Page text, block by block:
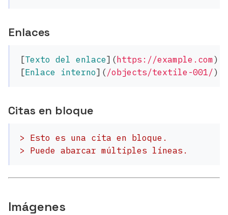
Enlaces
[Texto del enlace](https://example.com)
[Enlace interno](/objects/textile-001/)
Citas en bloque
> Esto es una cita en bloque.
> Puede abarcar múltiples líneas.
Imágenes